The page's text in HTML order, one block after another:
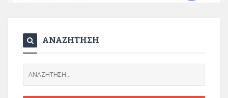
ΑΝΑΖΗΤΗΣΗ